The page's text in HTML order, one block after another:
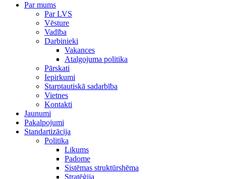
Par mums
Par LVS
Vēsture
Vadība
Darbinieki
Vakances
Atalgojuma politika
Pārskati
Iepirkumi
Starptautiskā sadarbība
Vietnes
Kontakti
Jaunumi
Pakalpojumi
Standartizācija
Politika
Likums
Padome
Sistēmas struktūrshēma
Stratēģija